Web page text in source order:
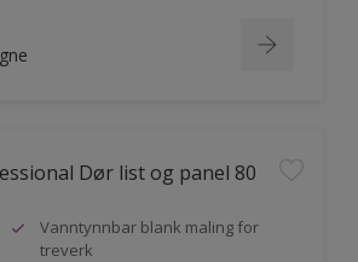
Dør list og panel 80
Vanntynnbar blank maling for
treverk